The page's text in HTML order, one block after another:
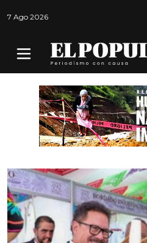
7 Ago 2026